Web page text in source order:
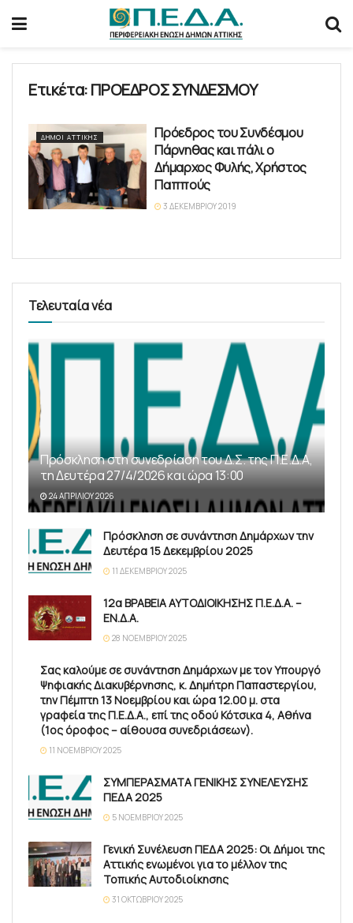
Ετικέτα:ΠΡΟΕΔΡΟΣ ΣΥΝΔΕΣΜΟΥ
ΔΉΜΟΙ ΑΤΤΙΚΉΣ
Πρόεδρος του Συνδέσμου
Πάρνηθας και πάλι ο
Δήμαρχος Φυλής, Χρήστος
Παππούς
3 ΔΕΚΕΜΒΡΊΟΥ 2019
Τελευταία νέα
Πρόσκληση στη συνεδρίαση του Δ.Σ. της Π.Ε.Δ.Α,
τη Δευτέρα 27/4/2026 και ώρα 13:00
24 ΑΠΡΙΛΊΟΥ 2026
Πρόσκληση σε συνάντηση Δημάρχων την
Δευτέρα 15 Δεκεμβρίου 2025
11 ΔΕΚΕΜΒΡΊΟΥ 2025
12α ΒΡΑΒΕΙΑ ΑΥΤΟΔΙΟΙΚΗΣΗΣ Π.Ε.Δ.Α. –
ΕΝ.Δ.Α.
28 ΝΟΕΜΒΡΊΟΥ 2025
Σας καλούμε σε συνάντηση Δημάρχων με τον Υπουργό
Ψηφιακής Διακυβέρνησης, κ. Δημήτρη Παπαστεργίου,
την Πέμπτη 13 Νοεμβρίου και ώρα 12.00 μ. στα
γραφεία της Π.Ε.Δ.Α., επί της οδού Κότσικα 4, Αθήνα
(1ος όροφος – αίθουσα συνεδριάσεων).
11 ΝΟΕΜΒΡΊΟΥ 2025
ΣΥΜΠΕΡΑΣΜΑΤΑ ΓΕΝΙΚΗΣ ΣΥΝΕΛΕΥΣΗΣ
ΠΕΔΑ 2025
5 ΝΟΕΜΒΡΊΟΥ 2025
Γενική Συνέλευση ΠΕΔΑ 2025: Οι Δήμοι της
Αττικής ενωμένοι για το μέλλον της
Τοπικής Αυτοδιοίκησης
31 ΟΚΤΩΒΡΊΟΥ 2025